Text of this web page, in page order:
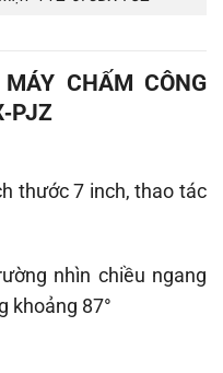
MÁY CHẤM CÔNG
thước 7 inch, thao tác
nhìn chiều ngang
khoảng 87°